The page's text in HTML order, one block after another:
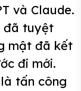
và Claude.
đã tuyệt
mật đã kết
đi mới.
tấn công